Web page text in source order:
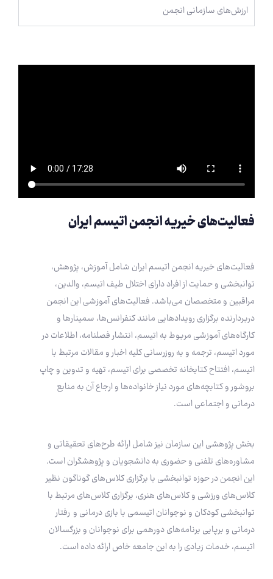
ارزش‌های سازمانی انجمن
فعالیت‌های خیریه انجمن اتیسم ایران
فعالیت‌های خیریه انجمن اتیسم ایران شامل آموزش، پژوهش،
توانبخشی و حمایت از افراد دارای اختلال طیف اتیسم، والدین،
مراقبین و متخصصان می‌باشد. فعالیت‌های آموزشی این انجمن
دربردارنده برگزاری رویدادهایی مانند کنفرانس‌ها، سمینارها و
کارگاه‌های آموزشی مربوط به اتیسم، انتشار فصلنامه، اطلاعات در
مورد اتیسم، ترجمه و به روز‌رسانی کلیه اخبار و مقالات مرتبط با
اتیسم، افتتاح کتابخانه تخصصی برای اتیسم، تهیه و تدوین و چاپ
بروشور و کتابچه‌های مورد نیاز خانواده‌ها و ارجاع آن به منابع
درمانی و اجتماعی است.
بخش پژوهشی این سازمان نیز شامل ارائه طرح‌های تحقیقاتی و
مشاوره‌های تلفنی و حضوری به دانشجویان و پژوهشگران است.
این انجمن در حوزه توانبخشی با برگزاری کلاس‌های گوناگون نظیر
کلاس‌های ورزشی و کلاس‌های هنری، برگزاری کلاس‌های مرتبط با
توانبخشی کودکان و نوجوانان اتیسمی با بازی ‌درمانی و رفتار
‌‌درمانی و برپایی برنامه‌های دورهمی برای نوجوانان و بزرگسالان
اتیسم، خدمات زیادی را به این جامعه خاص ارائه داده است.